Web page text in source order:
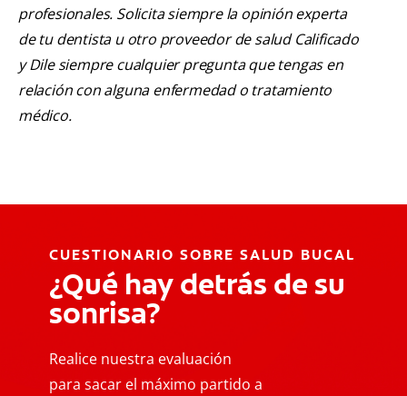
profesionales. Solicita siempre la opinión experta
de tu dentista u otro proveedor de salud Calificado
y Dile siempre cualquier pregunta que tengas en
relación con alguna enfermedad o tratamiento
médico.
CUESTIONARIO SOBRE SALUD BUCAL
¿Qué hay detrás de su
sonrisa?
Realice nuestra evaluación
para sacar el máximo partido a